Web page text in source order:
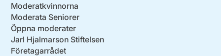
Moderatkvinnorna
Moderata Seniorer
Öppna moderater
Jarl Hjalmarson Stiftelsen
Företagarrådet